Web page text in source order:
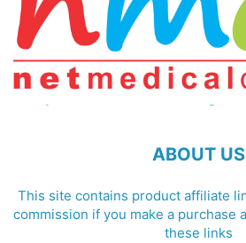
ABOUT US
This site contains product affiliate
commission if you make a purchase
these links